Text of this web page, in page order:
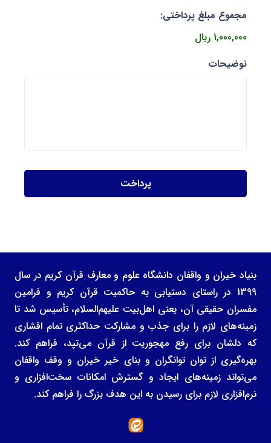
مجموع مبلغ پرداختی:
1,000,000 ریال
توضیحات
بنیاد خیران و واقفان دانشگاه علوم و معارف قرآن کریم در سال
1399 در راستای دستیابی به حاکمیت قرآن کریم و فرامین
مفسران حقیقی آن، یعنی اهل‌بیت علیهم‌السلام، تأسیس شد تا
زمینه‌های لازم را برای جذب و مشارکت حداکثری تمام اقشاری
که دلشان برای رفع مهجوریت از قرآن می‌تپد، فراهم کند.
بهره‌گیری از توان توانگران و بنای خیر خیران و وقف واقفان
می‌تواند زمینه‌های ایجاد و گسترش امکانات سخت‌افزاری و
نرم‌افزاری لازم برای رسیدن به این هدف بزرگ را فراهم کند.